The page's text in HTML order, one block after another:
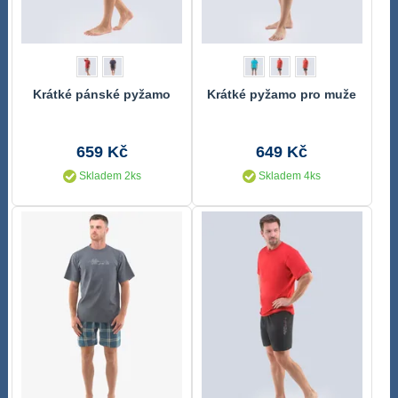
Krátké pánské pyžamo
659 Kč
Skladem 2ks
Krátké pyžamo pro muže
649 Kč
Skladem 4ks